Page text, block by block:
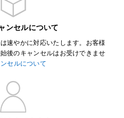
ンセルについて
速やかに対応いたします。お客様
後のキャンセルはお受けできませ
セルについて